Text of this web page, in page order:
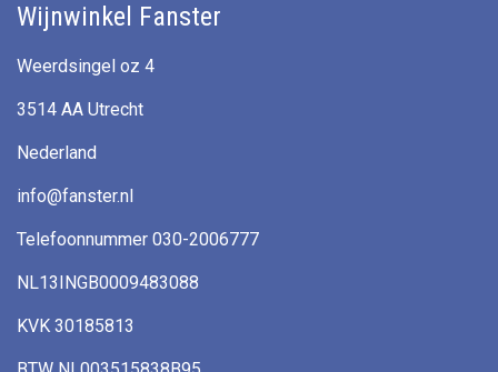
Wijnwinkel Fanster
Weerdsingel oz 4
3514 AA Utrecht
Nederland
info@fanster.nl
Telefoonnummer 030-2006777
NL13INGB0009483088
KVK 30185813